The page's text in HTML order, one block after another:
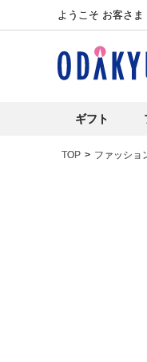
ようこそ お客さま
ギフト
TOP ファッショ